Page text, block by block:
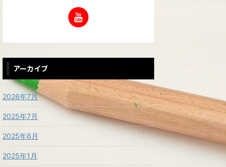
アーカイブ
2026年7月
2025年7月
2025年6月
2025年1月